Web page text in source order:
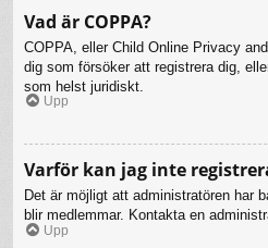
Vad är COPPA?
COPPA, eller Child Online Privacy
dig som försöker att registrera dig,
som helst juridiskt.
Upp
Varför kan jag inte
Det är möjligt att administratören har
blir medlemmar. Kontakta en
Upp